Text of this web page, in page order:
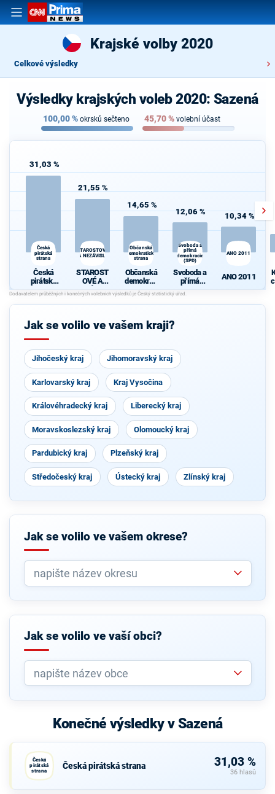
Krajské volby 2020
Celkové výsledky
Výsledky krajských voleb 2020: Sazená
100,00% okrsků sečteno 45,70% volební účast
31,03 %
Česká
pirátská
strana
Česká
pirátská
strana
21,55 %
STAROSTOVÉ
A NEZÁVISLÍ
STAROST
OVÉ A
NEZÁVISL
Í
14,65 %
Občanská
demokratická
strana
Občanská
demokrati
cká strana
12,06 %
Svoboda a
přímá
demokracie
(SPD)
Svoboda a
přímá
demokraci
e (SPD)
10,34 %
ANO 2011
ANO 2011
Jak se volilo ve vašem kraji?
Jihočeský kraj Jihomoravský kraj
Karlovarský kraj Kraj Vysočina
Královéhradecký kraj Liberecký kraj
Moravskoslezský kraj Olomoucký kraj
Pardubický kraj Plzeňský kraj
Středočeský kraj Ústecký kraj Zlínský kraj
Jak se volilo ve vašem okrese?
Jak se volilo ve vaší obci?
Konečné výsledky v Sazená
Česká
pirátská
strana
Česká pirátská strana 31,03 %
36 hlasů